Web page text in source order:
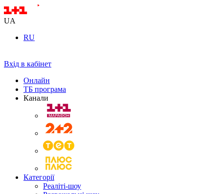
UA
RU
Вхід в кабінет
Онлайн
ТБ програма
Канали
Категорії
Реаліті-шоу